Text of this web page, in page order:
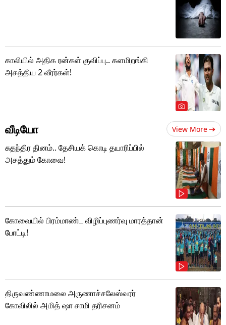
காலியில் அதிக ரன்கள் குவிப்பு.. களமிறங்கி
அசத்திய 2 வீரர்கள்!
வீடியோ View More
சுதந்திர தினம்.. தேசியக் கொடி தயாரிப்பில்
அசத்தும் கோவை!
கோவையில் பிரம்மாண்ட விழிப்புணர்வு மாரத்தான்
போட்டி!
திருவண்ணாமலை அருணாச்சலேஸ்வரர்
கோவிலில் அமித் ஷா சாமி தரிசனம்